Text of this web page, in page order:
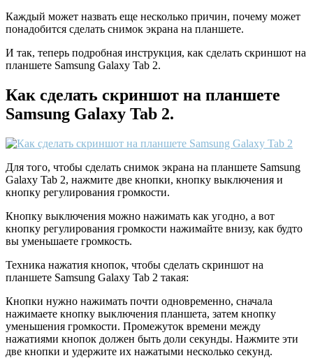
Каждый может назвать еще несколько причин, почему может
понадобится сделать снимок экрана на планшете.
И так, теперь подробная инструкция, как сделать скриншот на
планшете Samsung Galaxy Tab 2.
Как сделать скриншот на планшете
Samsung Galaxy Tab 2.
Для того, чтобы сделать снимок экрана на планшете Samsung
Galaxy Tab 2, нажмите две кнопки, кнопку выключения и
кнопку регулирования громкости.
Кнопку выключения можно нажимать как угодно, а вот
кнопку регулирования громкости нажимайте внизу, как будто
вы уменьшаете громкость.
Техника нажатия кнопок, чтобы сделать скриншот на
планшете Samsung Galaxy Tab 2 такая:
Кнопки нужно нажимать почти одновременно, сначала
нажимаете кнопку выключения планшета, затем кнопку
уменьшения громкости. Промежуток времени между
нажатиями кнопок должен быть доли секунды. Нажмите эти
две кнопки и удержите их нажатыми несколько секунд.